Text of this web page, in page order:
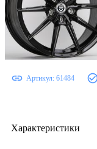
Артикул: 61484
Характеристики